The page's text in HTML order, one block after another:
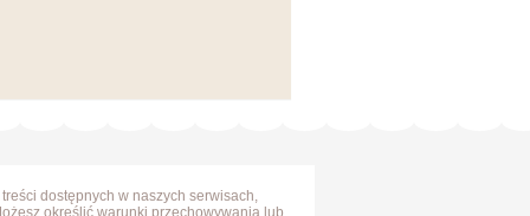
dostępnych w naszych serwisach,
określić warunki przechowywania lub